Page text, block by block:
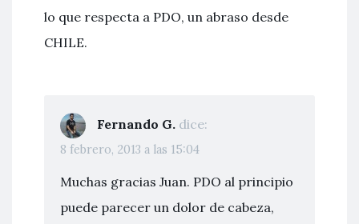
lo que respecta a PDO, un abraso desde
CHILE.
Fernando G. dice:
8 febrero, 2013 a las 15:04
Muchas gracias Juan. PDO al principio
puede parecer un dolor de cabeza,